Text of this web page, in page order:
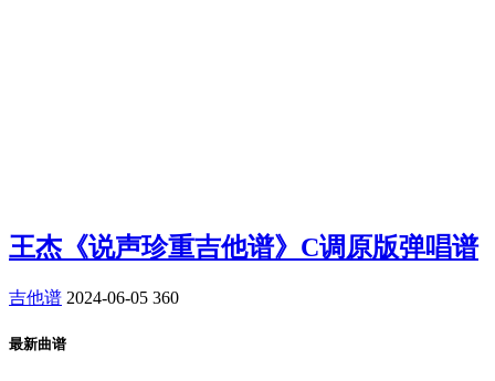
王杰《说声珍重吉他谱》C调原版弹唱谱
吉他谱 2024-06-05 360
最新曲谱